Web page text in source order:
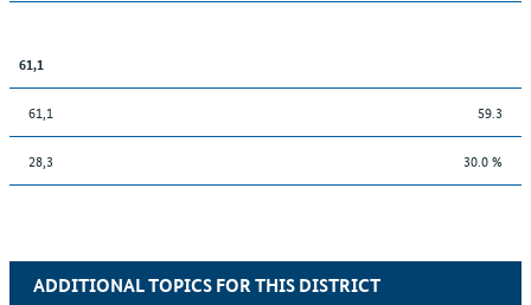
61,1
61,1 59.3
28,3 30.0 %
ADDITIONAL TOPICS FOR THIS DISTRICT